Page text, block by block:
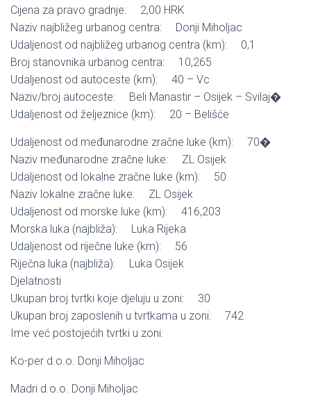
Cijena za pravo gradnje: 2,00 HRK
Naziv najbližeg urbanog centra: Donji Miholjac
Udaljenost od najbližeg urbanog centra (km): 0,1
Broj stanovnika urbanog centra: 10,265
Udaljenost od autoceste (km): 40 – Vc
Naziv/broj autoceste: Beli Manastir – Osijek – Svilaj�
Udaljenost od željeznice (km): 20 – Belišće
Udaljenost od međunarodne zračne luke (km): 70�
Naziv međunarodne zračne luke: ZL Osijek
Udaljenost od lokalne zračne luke (km): 50
Naziv lokalne zračne luke: ZL Osijek
Udaljenost od morske luke (km): 416,203
Morska luka (najbliža): Luka Rijeka
Udaljenost od riječne luke (km): 56
Riječna luka (najbliža): Luka Osijek
Djelatnosti
Ukupan broj tvrtki koje djeluju u zoni: 30
Ukupan broj zaposlenih u tvrtkama u zoni: 742
Ime već postojećih tvrtki u zoni:
Ko-per d.o.o. Donji Miholjac
Madri d.o.o. Donji Miholjac